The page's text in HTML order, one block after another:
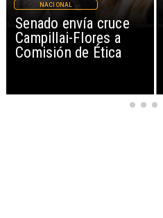
Senado envía cruce
Campillai-Flores a
Comisión de Ética
NACIONAL